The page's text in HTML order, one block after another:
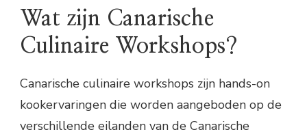
Wat zijn Canarische
Culinaire Workshops?
Canarische culinaire workshops zijn hands-on
kookervaringen die worden aangeboden op de
verschillende eilanden van de Canarische